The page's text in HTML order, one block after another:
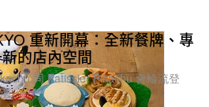
重新開幕：全新餐牌、專
的店內空間
同 Patissier Pikachu 會輪流登
。